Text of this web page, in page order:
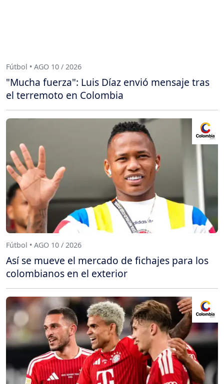
Fútbol • AGO 10 / 2026
"Mucha fuerza": Luis Díaz envió mensaje tras
el terremoto en Colombia
Fútbol • AGO 10 / 2026
Así se mueve el mercado de fichajes para los
colombianos en el exterior